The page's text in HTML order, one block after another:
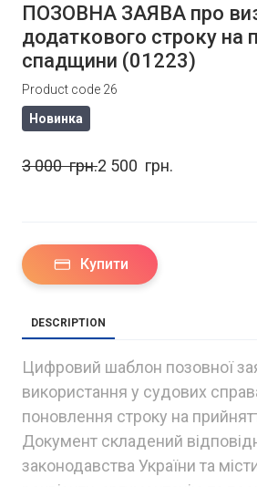
ПОЗОВНА ЗАЯВА про
додаткового строку на
спадщини (01223)
Product code 26
Новинка
3 000  грн.2 500  грн.
Купити
DESCRIPTION
Цифровий шаблон позовної
використання у судових
поновлення строку на
Документ складений
законодавства України та